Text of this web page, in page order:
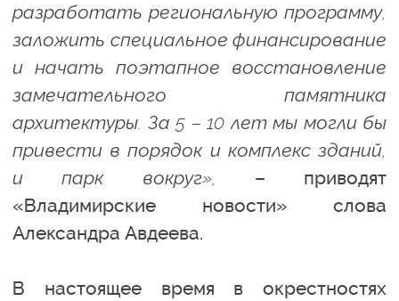
разработать региональную программу,
заложить специальное финансирование
и начать поэтапное восстановление
замечательного памятника
архитектуры. За 5 – 10 лет мы могли бы
привести в порядок и комплекс зданий,
и парк вокруг», – приводят
«Владимирские новости» слова
Александра Авдеева.
В настоящее время в окрестностях